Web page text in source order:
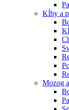
Kĺby a
Mozog